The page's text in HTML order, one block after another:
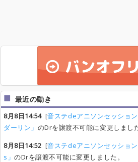
最近の動き
8月8日14:54[音ステdeアニソンセッション
ダーリン」 のDrを譲渡不可能に変更しました
8月8日14:52 [音ステdeアニソンセッション
s」のDrを譲渡不可能に変更しました。